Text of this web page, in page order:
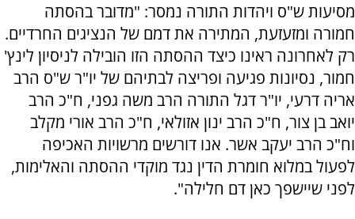
מסיעות ש"ס ויהדות התורה נמסר: "מדובר בהסתה
חמורה ומזעזעת, המתירה את דמם של הנציגים החרדיים.
רק לאחרונה ראינו כיצד ההסתה הזו הובילה לניסיון לינץ'
חמור, נסיונות פגיעה ופריצה לבתיהם של יו"ר ש"ס הרב
אריה דרעי, יו"ר דגל התורה הרב משה גפני, ח"כ הרב
יואב בן צור, ח"כ הרב ינון אזולאי, ח"כ הרב אורי מקלב
וח"כ הרב יעקב אשר. אנו דורשים מרשויות האכיפה
לפעול במלוא חומרת הדין נגד מוקדי ההסתה והאלימות,
לפני שיישפך כאן דם חלילה".